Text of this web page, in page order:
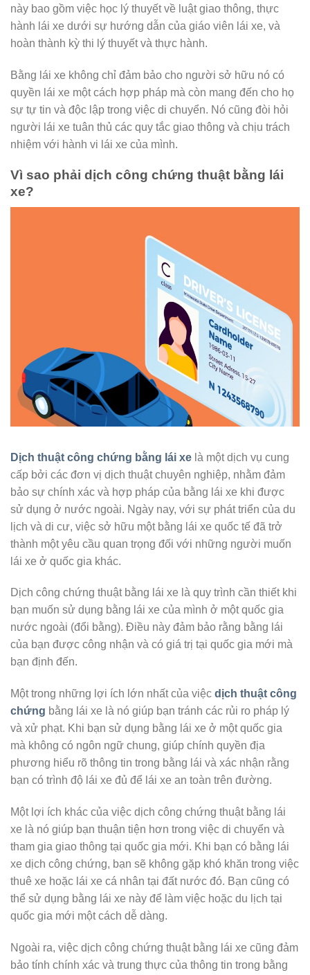
này bao gồm việc học lý thuyết về luật giao thông, thực
hành lái xe dưới sự hướng dẫn của giáo viên lái xe, và
hoàn thành kỳ thi lý thuyết và thực hành.
Bằng lái xe không chỉ đảm bảo cho người sở hữu nó có
quyền lái xe một cách hợp pháp mà còn mang đến cho họ
sự tự tin và độc lập trong việc di chuyển. Nó cũng đòi hỏi
người lái xe tuân thủ các quy tắc giao thông và chịu trách
nhiệm với hành vi lái xe của mình.
Vì sao phải dịch công chứng thuật bằng lái
xe?
Dịch thuật công chứng bằng lái xe là một dịch vụ cung
cấp bởi các đơn vị dịch thuật chuyên nghiệp, nhằm đảm
bảo sự chính xác và hợp pháp của bằng lái xe khi được
sử dụng ở nước ngoài. Ngày nay, với sự phát triển của du
lịch và di cư, việc sở hữu một bằng lái xe quốc tế đã trở
thành một yêu cầu quan trọng đối với những người muốn
lái xe ở quốc gia khác.
Dịch công chứng thuật bằng lái xe là quy trình cần thiết khi
bạn muốn sử dụng bằng lái xe của mình ở một quốc gia
nước ngoài (đổi bằng). Điều này đảm bảo rằng bằng lái
của bạn được công nhận và có giá trị tại quốc gia mới mà
bạn định đến.
Một trong những lợi ích lớn nhất của việc dịch thuật công
chứng bằng lái xe là nó giúp bạn tránh các rủi ro pháp lý
và xử phạt. Khi bạn sử dụng bằng lái xe ở một quốc gia
mà không có ngôn ngữ chung, giúp chính quyền địa
phương hiểu rõ thông tin trong bằng lái và xác nhận rằng
bạn có trình độ lái xe đủ để lái xe an toàn trên đường.
Một lợi ích khác của việc dịch công chứng thuật bằng lái
xe là nó giúp bạn thuận tiện hơn trong việc di chuyển và
tham gia giao thông tại quốc gia mới. Khi bạn có bằng lái
xe dịch công chứng, bạn sẽ không gặp khó khăn trong việc
thuê xe hoặc lái xe cá nhân tại đất nước đó. Bạn cũng có
thể sử dụng bằng lái xe này để làm việc hoặc du lịch tại
quốc gia mới một cách dễ dàng.
Ngoài ra, việc dịch công chứng thuật bằng lái xe cũng đảm
bảo tính chính xác và trung thực của thông tin trong bằng